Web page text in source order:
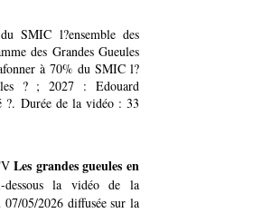
SMIC l?ensemble des
des Grandes Gueules
à 70% du SMIC l?
? ; 2027 : Edouard
?. Durée de la vidéo : 33
Les grandes gueules en
dessous la vidéo de la
05/2026 diffusée sur la